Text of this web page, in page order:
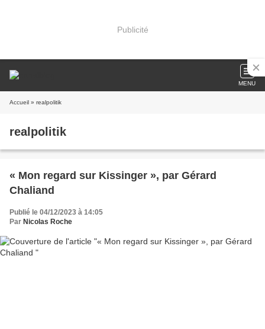
Publicité
MENU
Accueil » realpolitik
realpolitik
« Mon regard sur Kissinger », par Gérard
Chaliand
Publié le 04/12/2023 à 14:05
Par Nicolas Roche